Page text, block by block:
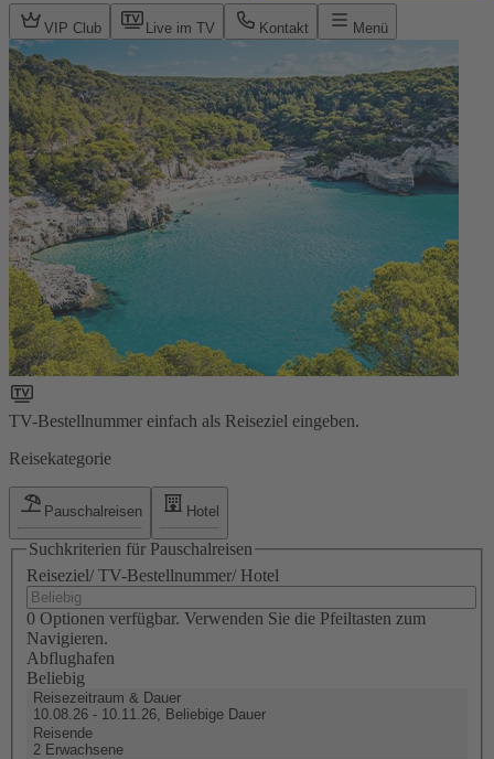
VIP Club Live im TV Kontakt Menü
TV-Bestellnummer einfach als Reiseziel eingeben.
Reisekategorie
Pauschalreisen Hotel
Suchkriterien für Pauschalreisen
Reiseziel/ TV-Bestellnummer/ Hotel
0 Optionen verfügbar. Verwenden Sie die Pfeiltasten zum
Navigieren.
Abflughafen
Beliebig
Reisezeitraum & Dauer
10.08.26 - 10.11.26, Beliebige Dauer
Reisende
2 Erwachsene